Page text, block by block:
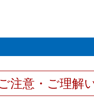
注意・ご理解